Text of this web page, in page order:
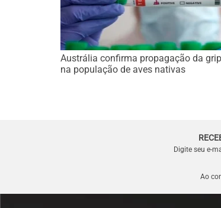
Austrália confirma propagação da
na população de aves nativas
Digite seu e-
Ao